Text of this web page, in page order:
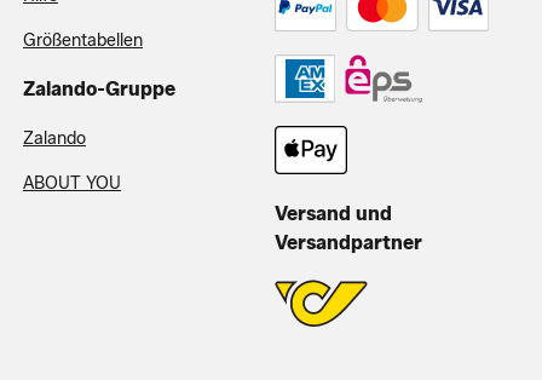
Größentabellen
Zalando-Gruppe
Zalando
ABOUT YOU
Versand und
Versandpartner